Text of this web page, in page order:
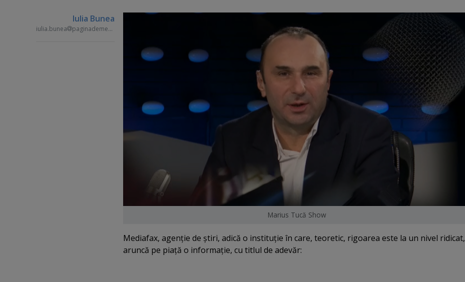
Iulia Bunea
iulia.bunea paginademedia.ro
Marius Tucă Show
Mediafax, agenţie de ştiri, adică o instituţie în care, teoretic, rigoarea este la un nivel ridicat,
aruncă pe piaţă o informaţie, cu titlul de adevăr: